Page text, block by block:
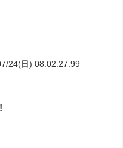
24(日) 08:02:27.99